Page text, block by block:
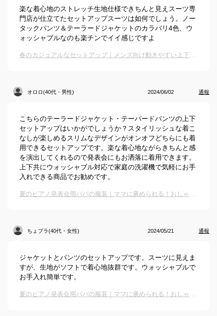
楽な着心地のストレッチ生地仕様できちんと見えスーツ専
門店が仕立てたセットアップスーツは如何でしょう。ノー
タックパンツ＆テーラードジャケットのカラバリ4色、ウ
ォッシャブルなのも楽チンでイイ感じですよ
春のカジュアルなセットアップ｜メンズ向け動きやすい上下セットのおすすめは？
オロロ(40代・男性) 2024/06/02 通報
こちらのテーラードジャケット・テーパードパンツの上下
セットアップはいかがでしょうか？スタイリッシュな着こ
なしが楽しめるスリムなデザインがオンオフどちらにも着
用できるセットアップです。楽な着心地ながらきちんと感
を演出してくれるので発表会にもお洒落に着用できます。
上下共にウォッシャブル対応で家庭の洗濯機で気軽にお手
入れできる商品でお勧めです。
夏のピアノ発表会用パパの服装｜ママに褒められる！おしゃれなセットアップなどのおすすめは？
ちょプラ(40代・女性) 2024/05/21 通報
ジャケットとパンツのセットアップです。スーツに見えま
すが、生地がソフトで着心地抜群です。ウォッシャブルで
お手入れ簡単です。
夏のピアノ発表会用パパの服装｜ママに褒められる！おしゃれなセットアップなどのおすすめは？